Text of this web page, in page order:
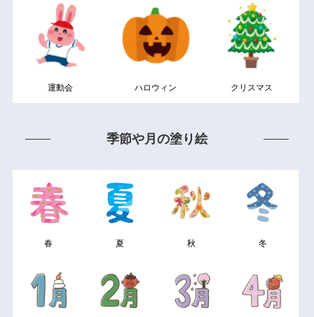
運動会 ハロウィン クリスマス
季節や月の塗り絵
春 夏 秋 冬